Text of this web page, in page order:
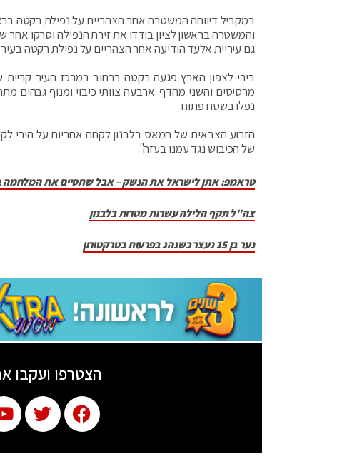
במקביל דיווחה המשטרה אחר הצהריים על נפילת רקטה
והמשטרה בראשון לציון בודדו את זירת הנפילה וסרקו אחר
גם עיריית אלעד הודיעה אחר הצהריים על נפילת רקטה
בירי לצפון הארץ פגעה רקטה ברחוב במרכז העיר
מרסיסים והשני מהדף. ארבעה צוותי כיבוי ומנוף גבהים
נפלו בשטח פתוח.
של הכיבוש נגד עמנו בעזה".
טראמפ: אתן לישראל את הנשק – אבל שתסיים את המלחמה
צה"ל תקף הלילה עשרות מטרות בלבנון
נער בן 15 נעצר כשנהג בפרעות בטרקטורון
הצטרפו ועקבו